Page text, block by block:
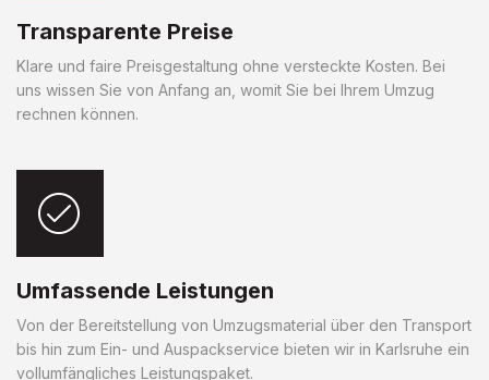
Transparente Preise
Klare und faire Preisgestaltung ohne versteckte Kosten. Bei
uns wissen Sie von Anfang an, womit Sie bei Ihrem Umzug
rechnen können.
Umfassende Leistungen
Von der Bereitstellung von Umzugsmaterial über den Transport
bis hin zum Ein- und Auspackservice bieten wir in Karlsruhe ein
vollumfängliches Leistungspaket.